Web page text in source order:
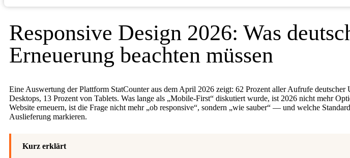
Responsive Design 2026: Was
Erneuerung beachten müssen
Eine Auswertung der Plattform StatCounter aus dem April 2026 zeigt: 62 Prozent aller Aufrufe
Desktops, 13 Prozent von Tablets. Was lange als „Mobile-First“ diskutiert wurde, ist 2026 nicht mehr
Website erneuern, ist die Frage nicht mehr „ob responsive“, sondern „wie sauber“ — und welche
Auslieferung markieren.
Kurz erklärt